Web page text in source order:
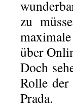
zu
über
Doch
Rolle der
Prada.